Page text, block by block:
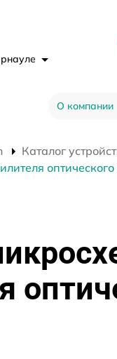
О компании
Каталог